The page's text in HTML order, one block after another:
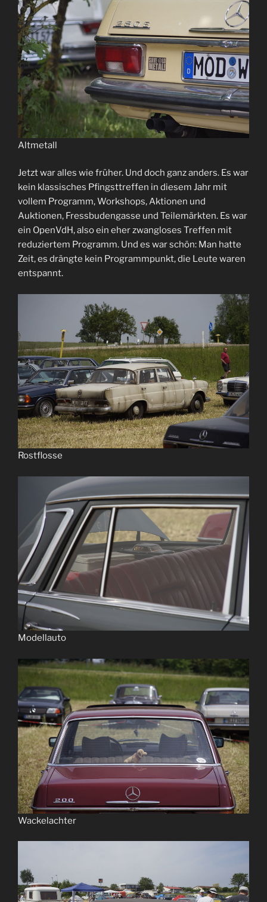
Altmetall
Jetzt war alles wie früher. Und doch ganz anders. Es war
kein klassisches Pfingsttreffen in diesem Jahr mit
vollem Programm, Workshops, Aktionen und
Auktionen, Fressbudengasse und Teilemärkten. Es war
ein OpenVdH, also ein eher zwangloses Treffen mit
reduziertem Programm. Und es war schön: Man hatte
Zeit, es drängte kein Programmpunkt, die Leute waren
entspannt.
Rostflosse
Modellauto
Wackelachter